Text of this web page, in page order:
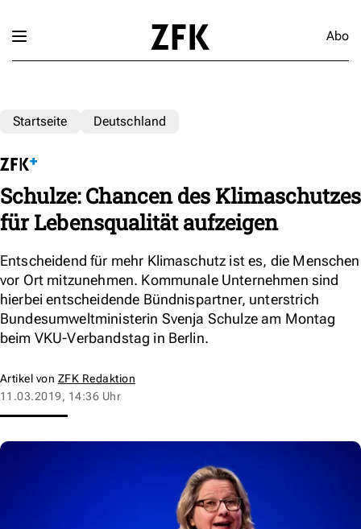
Abo
Startseite Deutschland
Schulze: Chancen des Klimaschutzes
für Lebensqualität aufzeigen
Entscheidend für mehr Klimaschutz ist es, die Menschen
vor Ort mitzunehmen. Kommunale Unternehmen sind
hierbei entscheidende Bündnispartner, unterstrich
Bundesumweltministerin Svenja Schulze am Montag
beim VKU-Verbandstag in Berlin.
Artikel von ZFK Redaktion
11.03.2019, 14:36 Uhr